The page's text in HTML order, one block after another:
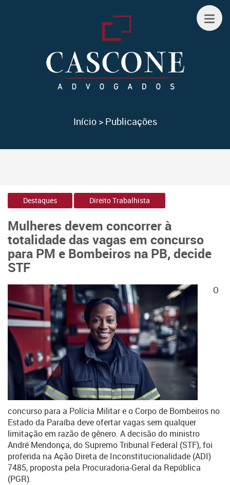
Início> Publicações
Destaques Direito Trabalhista
Mulheres devem concorrer à
totalidade das vagas em concurso
para PM e Bombeiros na PB, decide
STF
O
concurso para a Polícia Militar e o Corpo de Bombeiros no
Estado da Paraíba deve ofertar vagas sem qualquer
limitação em razão de gênero. A decisão do ministro
André Mendonça, do Supremo Tribunal Federal (STF), foi
proferida na Ação Direta de Inconstitucionalidade (ADI)
7485, proposta pela Procuradoria-Geral da República
(PGR).